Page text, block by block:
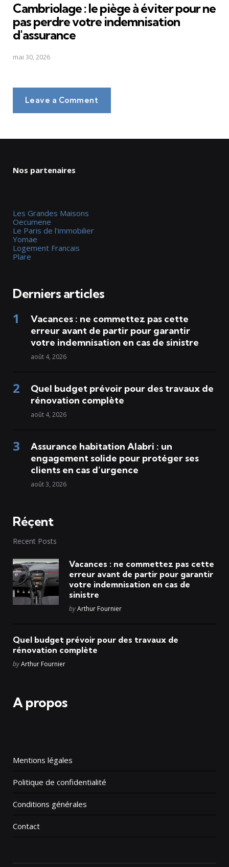
Cambriolage : le piège à éviter pour ne
pas perdre votre indemnisation
d'assurance
mai 30, 2026
Leave a Comment
Nos partenaires
Les Grandes Maisons
Oecumene
Le Paris de l'immobilier
Yomae
Logement Francais
Plare
Derniers articles
Vacances : ne commettez pas cette
erreur avant de partir pour garantir
votre indemnisation en cas de sinistre
août 4, 2026
Quel budget prévoir pour des travaux de
rénovation complète
août 4, 2026
Assurance habitation Alabri : un
engagement solide pour protéger ses
clients en cas d’urgence
août 3, 2026
Réçent
Recent Posts
Vacances : ne commettez pas cette
erreur avant de partir pour garantir
votre indemnisation en cas de
sinistre
Posted
byArthur Fournier
Quel budget prévoir pour des travaux de
rénovation complète
Posted
byArthur Fournier
A propos
Mentions légales
Politique de confidentialité
Conditions générales
Contact